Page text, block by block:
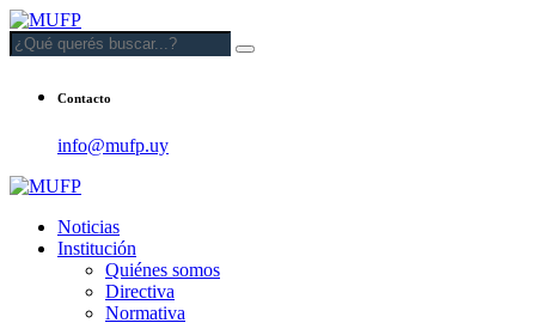
Contacto
info@mufp.uy
Noticias
Institución
Quiénes somos
Directiva
Normativa